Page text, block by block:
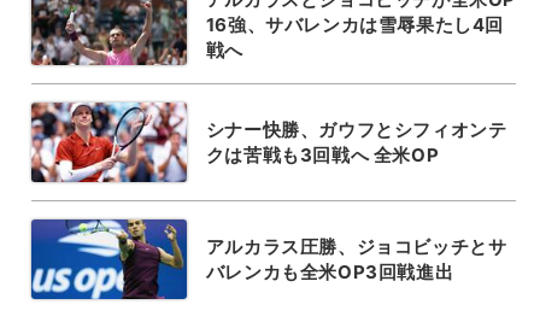
16強、サバレンカは雪辱果たし4回
戦へ
シナー快勝、ガウフとシフィオンテ
クは苦戦も3回戦へ 全米OP
アルカラス圧勝、ジョコビッチとサ
バレンカも全米OP3回戦進出